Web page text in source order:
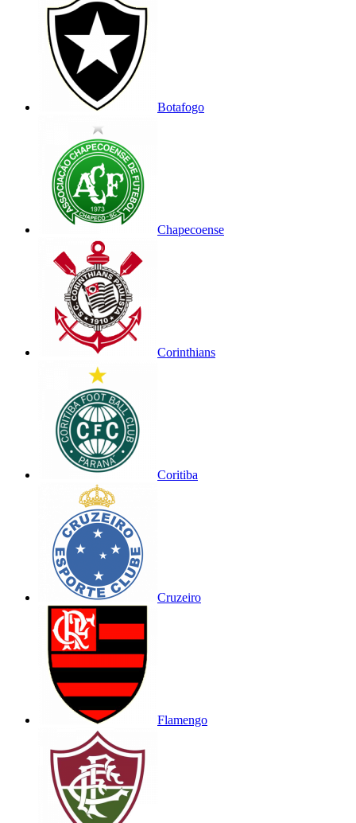
Botafogo
Chapecoense
Corinthians
Coritiba
Cruzeiro
Flamengo